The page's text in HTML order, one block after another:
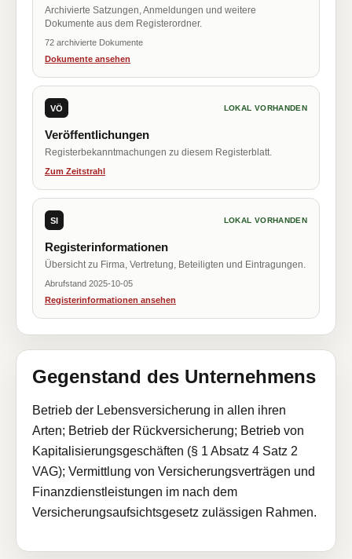
Archivierte Satzungen, Anmeldungen und weitere
Dokumente aus dem Registerordner.
72 archivierte Dokumente
Dokumente ansehen
VÖ LOKAL VORHANDEN
Veröffentlichungen
Registerbekanntmachungen zu diesem Registerblatt.
Zum Zeitstrahl
SI LOKAL VORHANDEN
Registerinformationen
Übersicht zu Firma, Vertretung, Beteiligten und Eintragungen.
Abrufstand 2025-10-05
Registerinformationen ansehen
Gegenstand des Unternehmens
Betrieb der Lebensversicherung in allen ihren
Arten; Betrieb der Rückversicherung; Betrieb von
Kapitalisierungsgeschäften (§ 1 Absatz 4 Satz 2
VAG); Vermittlung von Versicherungsverträgen und
Finanzdienstleistungen im nach dem
Versicherungsaufsichtsgesetz zulässigen Rahmen.